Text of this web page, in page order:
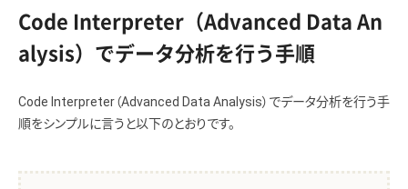
Code Interpreter（Advanced Data An
alysis）でデータ分析を行う手順
Code Interpreter（Advanced Data Analysis）でデータ分析を行う手
順をシンプルに言うと以下のとおりです。